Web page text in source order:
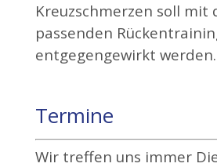
Kreuzschmerzen soll mit
passenden
entgegengewirkt werden.
Termine
Wir treffen uns immer